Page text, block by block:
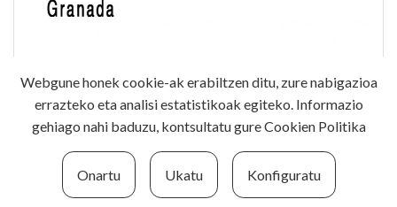
1976-10-31 - "Las delicias de los verdes años"
Webgune honek cookie-ak erabiltzen ditu, zure nabigazioa
errazteko eta analisi estatistikoak egiteko. Informazio
gehiago nahi baduzu, kontsultatu gureCookien Politika
Onartu Ukatu Konfiguratu